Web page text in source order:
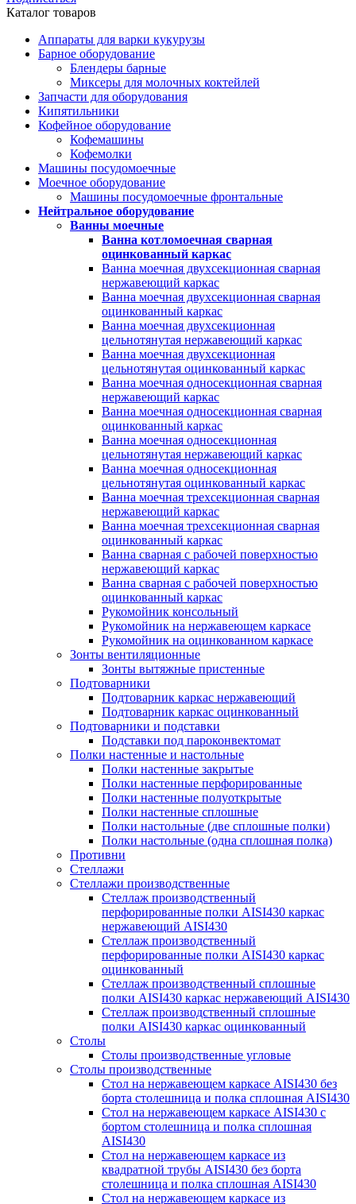
Каталог товаров
Аппараты для варки кукурузы
Барное оборудование
Блендеры барные
Миксеры для молочных коктейлей
Запчасти для оборудования
Кипятильники
Кофейное оборудование
Кофемашины
Кофемолки
Машины посудомоечные
Моечное оборудование
Машины посудомоечные фронтальные
Нейтральное оборудование
Ванны моечные
Ванна котломоечная сварная
оцинкованный каркас
Ванна моечная двухсекционная сварная
нержавеющий каркас
Ванна моечная двухсекционная сварная
оцинкованный каркас
Ванна моечная двухсекционная
цельнотянутая нержавеющий каркас
Ванна моечная двухсекционная
цельнотянутая оцинкованный каркас
Ванна моечная односекционная сварная
нержавеющий каркас
Ванна моечная односекционная сварная
оцинкованный каркас
Ванна моечная односекционная
цельнотянутая нержавеющий каркас
Ванна моечная односекционная
цельнотянутая оцинкованный каркас
Ванна моечная трехсекционная сварная
нержавеющий каркас
Ванна моечная трехсекционная сварная
оцинкованный каркас
Ванна сварная с рабочей поверхностью
нержавеющий каркас
Ванна сварная с рабочей поверхностью
оцинкованный каркас
Рукомойник консольный
Рукомойник на нержавеющем каркасе
Рукомойник на оцинкованном каркасе
Зонты вентиляционные
Зонты вытяжные пристенные
Подтоварники
Подтоварник каркас нержавеющий
Подтоварник каркас оцинкованный
Подтоварники и подставки
Подставки под пароконвектомат
Полки настенные и настольные
Полки настенные закрытые
Полки настенные перфорированные
Полки настенные полуоткрытые
Полки настенные сплошные
Полки настольные (две сплошные полки)
Полки настольные (одна сплошная полка)
Противни
Стеллажи
Стеллажи производственные
Стеллаж производственный
перфорированные полки AISI430 каркас
нержавеющий AISI430
Стеллаж производственный
перфорированные полки AISI430 каркас
оцинкованный
Стеллаж производственный сплошные
полки AISI430 каркас нержавеющий AISI430
Стеллаж производственный сплошные
полки AISI430 каркас оцинкованный
Столы
Столы производственные угловые
Столы производственные
Стол на нержавеющем каркасе AISI430 без
борта столешница и полка сплошная AISI430
Стол на нержавеющем каркасе AISI430 с
бортом столешница и полка сплошная
AISI430
Стол на нержавеющем каркасе из
квадратной трубы AISI430 без борта
столешница и полка сплошная AISI430
Стол на нержавеющем каркасе из